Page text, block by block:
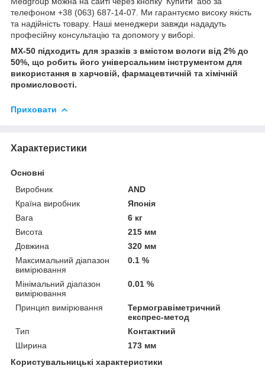
телефоном +38 (063) 687-14-07. Ми гарантуємо високу якість
та надійність товару. Наші менеджери завжди нададуть
професійну консультацію та допомогу у виборі.
MX-50 підходить для зразків з вмістом вологи від 2% до
50%, що робить його універсальним інструментом для
використання в харчовій, фармацевтичній та хімічній
промисловості.
Приховати
Характеристики
Основні
Виробник
AND
Країна виробник
Японія
Вага
6 кг
Висота
215 мм
Довжина
320 мм
Максимальний діапазон
вимірювання
0.1 %
Мінімальний діапазон
вимірювання
0.01 %
Принцип вимірювання
Термогравіметричний
експрес-метод
Тип
Контактний
Ширина
173 мм
Користувальницькі характеристики